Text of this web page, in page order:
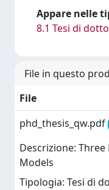
Appare nelle
8.1 Tesi di
File in questo
File
phd_thesis_qw.pdf
Descrizione: Three
Models
Tipologia: Tesi di